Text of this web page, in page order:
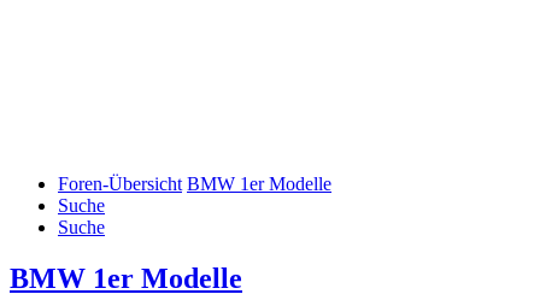
Foren-Übersicht BMW 1er Modelle
Suche
Suche
BMW 1er Modelle